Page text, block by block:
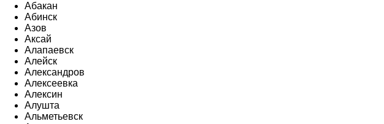
Абакан
Абинск
Азов
Аксай
Алапаевск
Алейск
Александров
Алексеевка
Алексин
Алушта
Альметьевск